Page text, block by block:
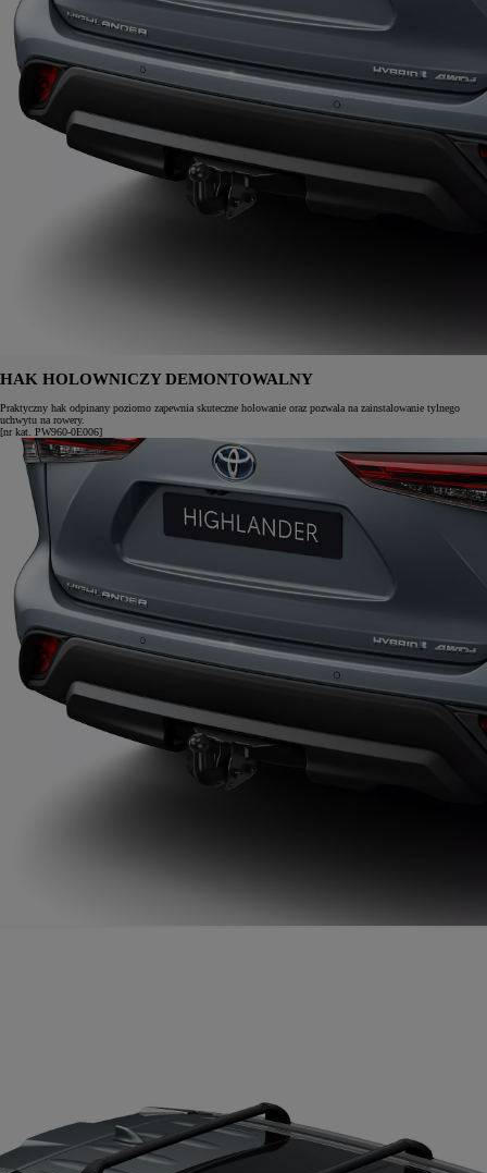
HAK HOLOWNICZY DEMONTOWALNY
Praktyczny hak odpinany poziomo zapewnia skuteczne holowanie oraz pozwala na zainstalowanie tylnego
uchwytu na rowery.
[nr kat. PW960-0E006]